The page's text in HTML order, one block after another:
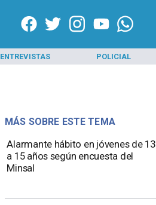
ENTREVISTAS POLICIAL
Alarmante hábito en jóvenes de 13
a 15 años según encuesta del
Minsal
MÁS SOBRE ESTE TEMA